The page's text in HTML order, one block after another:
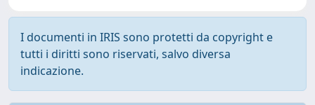
I documenti in IRIS sono protetti da copyright e
tutti i diritti sono riservati, salvo diversa
indicazione.